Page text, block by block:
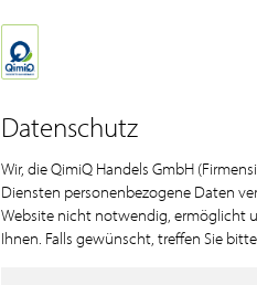
Datenschutz
Wir, die QimiQ Handels GmbH
Diensten personenbezogene Daten
Website nicht notwendig, ermöglicht
Ihnen. Falls gewünscht, treffen Sie